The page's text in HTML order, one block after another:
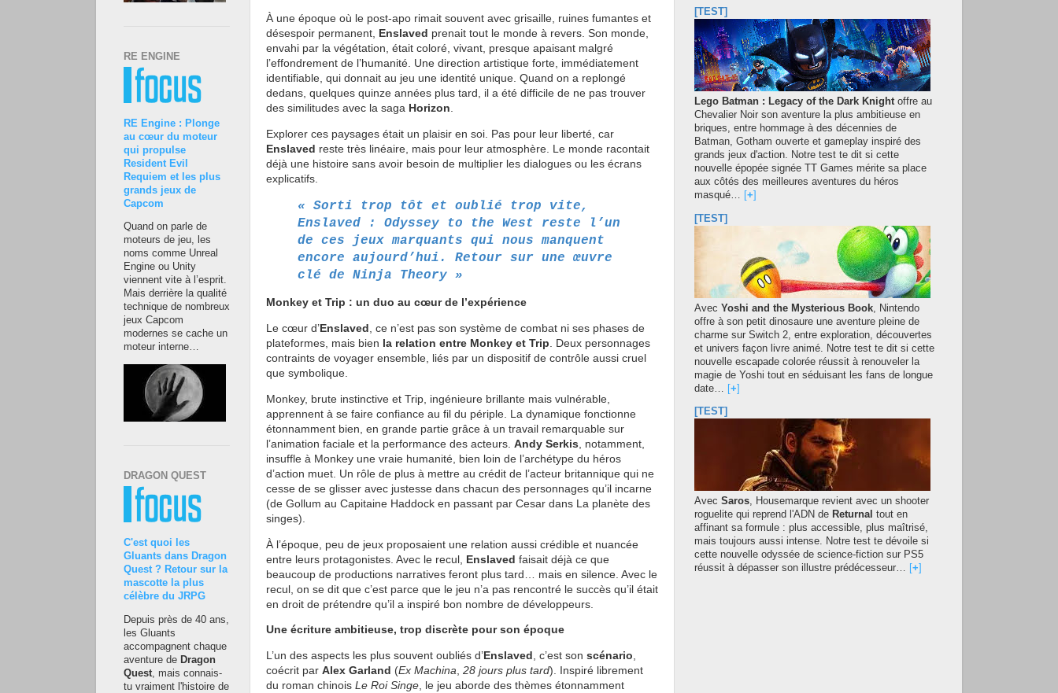
À une époque où le post-apo rimait souvent avec grisaille, ruines fumantes et
désespoir permanent, Enslaved prenait tout le monde à revers. Son monde,
envahi par la végétation, était coloré, vivant, presque apaisant malgré
l’effondrement de l’humanité. Une direction artistique forte, immédiatement
identifiable, qui donnait au jeu une identité unique. Quand on a replongé
dedans, quelques quinze années plus tard, il a été difficile de ne pas trouver
des similitudes avec la saga Horizon.
Explorer ces paysages était un plaisir en soi. Pas pour leur liberté, car
Enslaved reste très linéaire, mais pour leur atmosphère. Le monde racontait
déjà une histoire sans avoir besoin de multiplier les dialogues ou les écrans
explicatifs.
« Sorti trop tôt et oublié trop vite,
Enslaved : Odyssey to the West reste l’un
de ces jeux marquants qui nous manquent
encore aujourd’hui. Retour sur une œuvre
clé de Ninja Theory »
Monkey et Trip : un duo au cœur de l’expérience
Le cœur d’Enslaved , ce n’est pas son système de combat ni ses phases de
plateformes, mais bien la relation entre Monkey et Trip . Deux personnages
contraints de voyager ensemble, liés par un dispositif de contrôle aussi cruel
que symbolique.
Monkey, brute instinctive et Trip, ingénieure brillante mais vulnérable,
apprennent à se faire confiance au fil du périple. La dynamique fonctionne
étonnamment bien, en grande partie grâce à un travail remarquable sur
l’animation faciale et la performance des acteurs. Andy Serkis , notamment,
insuffle à Monkey une vraie humanité, bien loin de l’archétype du héros
d’action muet. Un rôle de plus à mettre au crédit de l’acteur britannique qui ne
cesse de se glisser avec justesse dans chacun des personnages qu’il incarne
(de Gollum au Capitaine Haddock en passant par Cesar dans La planète des
singes).
À l’époque, peu de jeux proposaient une relation aussi crédible et nuancée
entre leurs protagonistes. Avec le recul, Enslaved faisait déjà ce que
beaucoup de productions narratives feront plus tard… mais en silence. Avec le
recul, on se dit que c’est parce que le jeu n’a pas rencontré le succès qu’il était
en droit de prétendre qu’il a inspiré bon nombre de développeurs.
Une écriture ambitieuse, trop discrète pour son époque
L’un des aspects les plus souvent oubliés d’Enslaved, c’est son scénario,
coécrit par Alex Garland (Ex Machina, 28 jours plus tard). Inspiré librement
du roman chinois Le Roi Singe, le jeu aborde des thèmes étonnamment
RE ENGINE
RE Engine : Plonge
au cœur du moteur
qui propulse
Resident Evil
Requiem et les plus
grands jeux de
Capcom
Quand on parle de
moteurs de jeu, les
noms comme Unreal
Engine ou Unity
viennent vite à l’esprit.
Mais derrière la qualité
technique de nombreux
jeux Capcom
modernes se cache un
moteur interne…
DRAGON QUEST
C'est quoi les
Gluants dans Dragon
Quest ? Retour sur la
mascotte la plus
célèbre du JRPG
Depuis près de 40 ans,
les Gluants
accompagnent chaque
aventure de Dragon
Quest , mais connais-
tu vraiment l'histoire de
[TEST]
Lego Batman : Legacy of the Dark Knightoffre au
Chevalier Noir son aventure la plus ambitieuse en
briques, entre hommage à des décennies de
Batman, Gotham ouverte et gameplay inspiré des
grands jeux d'action. Notre test te dit si cette
nouvelle épopée signée TT Games mérite sa place
aux côtés des meilleures aventures du héros
masqué…
+
[TEST]
Avec Yoshi and the Mysterious Book, Nintendo
offre à son petit dinosaure une aventure pleine de
charme sur Switch 2, entre exploration, découvertes
et univers façon livre animé. Notre test te dit si cette
nouvelle escapade colorée réussit à renouveler la
magie de Yoshi tout en séduisant les fans de longue
date… [+]
[TEST]
Avec Saros, Housemarque revient avec un shooter
roguelite qui reprend l'ADN de Returnal tout en
affinant sa formule : plus accessible, plus maîtrisé,
mais toujours aussi intense. Notre test te dévoile si
cette nouvelle odyssée de science-fiction sur PS5
réussit à dépasser son illustre prédécesseur…
+